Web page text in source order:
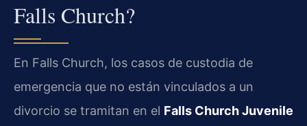
Falls Church?
En Falls Church, los casos de custodia de
emergencia que no están vinculados a un
divorcio se tramitan en el Falls Church Juvenile